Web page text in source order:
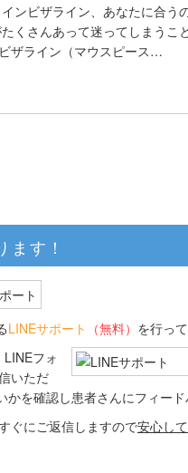
ンビザライン、あなたに合う
くさんあって迷ってしまうこ
ザライン（マウスピース…
す！
LINEサポート （無料） を行って
フォ
いただ
を確認し患者さんにフィード
ぐにご返信しますので安心し